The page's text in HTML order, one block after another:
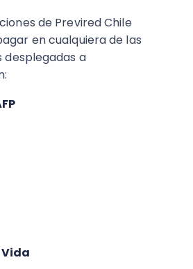
de Previred Chile
en cualquiera de las
desplegadas a
Vida